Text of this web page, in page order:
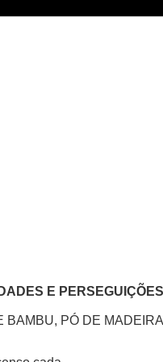
E
BAMBU, PÓ DE